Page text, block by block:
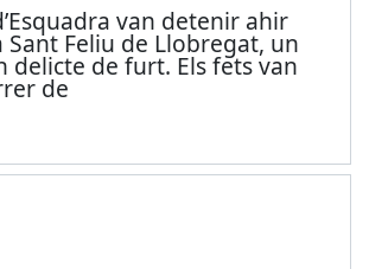
van detenir ahir
Feliu de Llobregat, un
delicte de furt. Els fets van
de